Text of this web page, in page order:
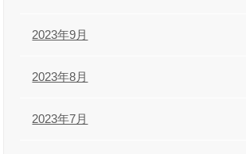
2023年9月
2023年8月
2023年7月